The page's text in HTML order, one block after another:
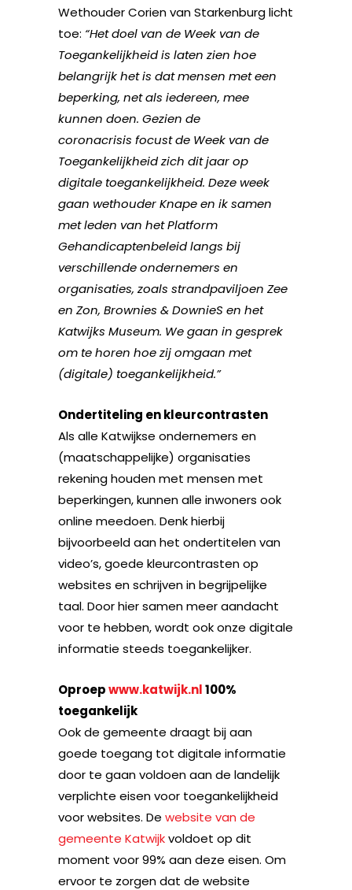
Wethouder Corien van Starkenburg licht
toe: “Het doel van de Week van de
Toegankelijkheid is laten zien hoe
belangrijk het is dat mensen met een
beperking, net als iedereen, mee
kunnen doen. Gezien de
coronacrisis focust de Week van de
Toegankelijkheid zich dit jaar op
digitale toegankelijkheid. Deze week
gaan wethouder Knape en ik samen
met leden van het Platform
Gehandicaptenbeleid langs bij
verschillende ondernemers en
organisaties, zoals strandpaviljoen Zee
en Zon, Brownies & DownieS en het
Katwijks Museum. We gaan in gesprek
om te horen hoe zij omgaan met
(digitale) toegankelijkheid.”
Ondertiteling en kleurcontrasten
Als alle Katwijkse ondernemers en
(maatschappelijke) organisaties
rekening houden met mensen met
beperkingen, kunnen alle inwoners ook
online meedoen. Denk hierbij
bijvoorbeeld aan het ondertitelen van
video’s, goede kleurcontrasten op
websites en schrijven in begrijpelijke
taal. Door hier samen meer aandacht
voor te hebben, wordt ook onze digitale
informatie steeds toegankelijker.
Oproepwww.katwijk.nl100%
toegankelijk
Ook de gemeente draagt bij aan
goede toegang tot digitale informatie
door te gaan voldoen aan de landelijk
verplichte eisen voor toegankelijkheid
voor websites. De website van de
gemeente Katwijkvoldoet op dit
moment voor 99% aan deze eisen. Om
ervoor te zorgen dat de website